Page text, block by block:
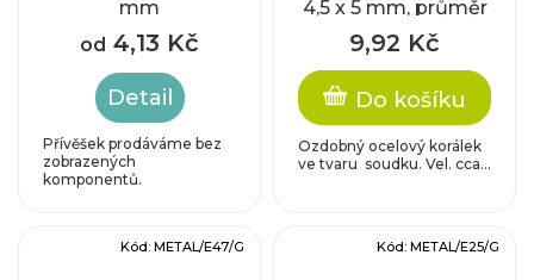
mm
od 4,13 Kč
Detail
Přívěšek prodáváme bez
zobrazených
komponentů.
4,5 x 5 mm, průměr
dírky cca 3 mm
9,92 Kč
Do košíku
Ozdobný ocelový korálek
ve tvaru soudku. Vel. cca...
Kód: METAL/E47/G Kód: METAL/E25/G